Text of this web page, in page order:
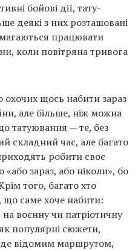
бойові дії, тату-
деякі з них розташовані
працювати
коли повітряна тривога
щось набити зараз
але більше, ніж можна
татуювання — те, без
складний час, але багато
робити своє
зараз, або ніколи», бо
того, багато хто
що саме хоче набити:
на воєнну чи патріотичну
популярні сюжети,
відомим маршрутом,